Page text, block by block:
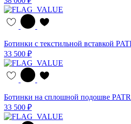
Ботинки с текстильной вставкой
33 500 ₽
Ботинки на сплошной подошве
33 500 ₽